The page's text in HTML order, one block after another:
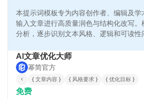
本提示词模板专为内容创作者、编辑及
输入文章进行高质量润色与结构化改写。
分析，逐步识别文本风格、逻辑和可读性
网络文章等，实现文本风格统一、逻辑清
完整，同时具备创新性表达能力和多轮优
出内容高质量、易读、专业化。
AI文章优化大师
幂简官方
{ 文章内容 } { 风格要求 } { 优化目标 }
免费